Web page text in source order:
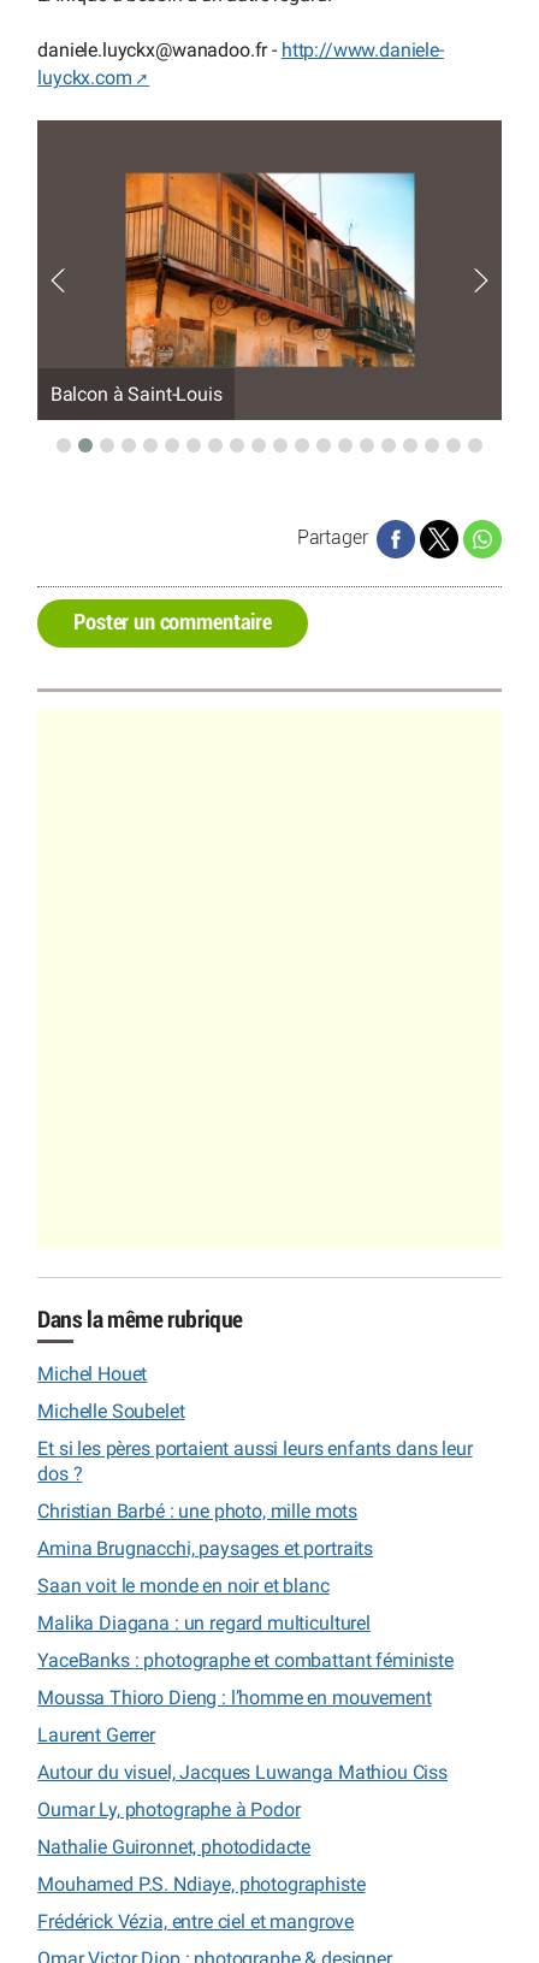
daniele.luyckx@wanadoo.fr - http://www.daniele-
luyckx.com
Balcon à Saint-Louis
Partager
Poster un commentaire
Dans la même rubrique
Michel Houet
Michelle Soubelet
Et si les pères portaient aussi leurs enfants dans leur
dos ?
Christian Barbé : une photo, mille mots
Amina Brugnacchi, paysages et portraits
Saan voit le monde en noir et blanc
Malika Diagana : un regard multiculturel
YaceBanks : photographe et combattant féministe
Moussa Thioro Dieng : l’homme en mouvement
Laurent Gerrer
Autour du visuel, Jacques Luwanga Mathiou Ciss
Oumar Ly, photographe à Podor
Nathalie Guironnet, photodidacte
Mouhamed P.S. Ndiaye, photographiste
Frédérick Vézia, entre ciel et mangrove
Omar Victor Diop : photographe & designer